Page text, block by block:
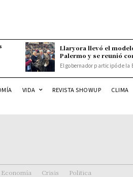
Llaryora llevó el
Palermo y se reunió
El gobernador participó de la
VIDA REVISTA SHOWUP CLIMA
Economía Crisis Politica